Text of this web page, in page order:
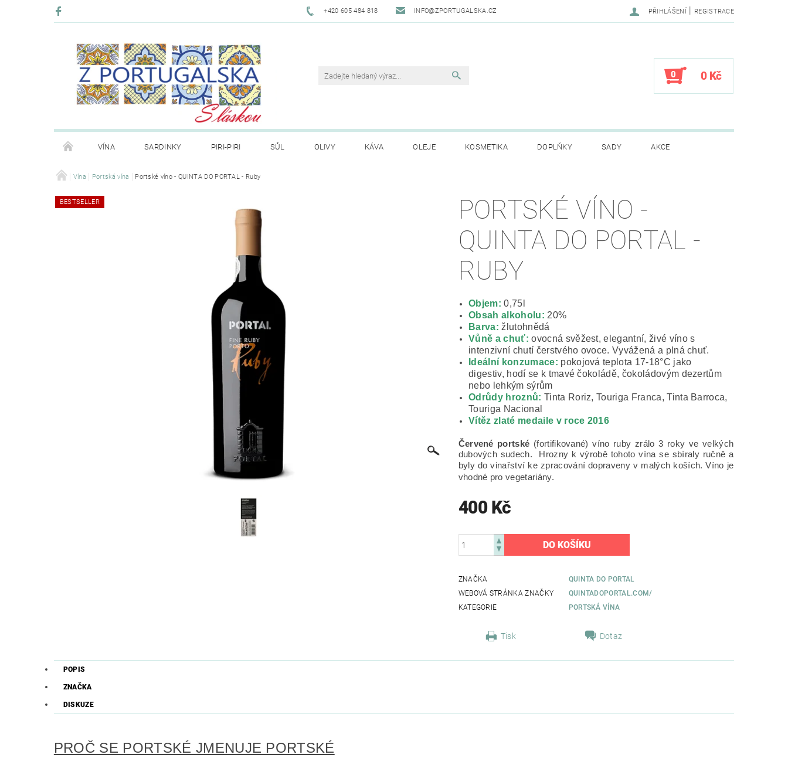
+420 605 484 818 INFO@ZPORTUGALSKA.CZ PŘIHLÁŠENÍ | REGISTRACE
0 0 Kč
VÍNA SARDINKY PIRI-PIRI SŮL OLIVY KÁVA OLEJE KOSMETIKA DOPLŇKY SADY AKCE
BLOG KONTAKT PRODÁVANÉ ZNAČKY
Vína Portská vína Portské víno - QUINTA DO PORTAL - Ruby
BESTSELLER
PORTSKÉ VÍNO -
QUINTA DO PORTAL -
RUBY
Objem: 0,75l
Obsah alkoholu: 20%
Barva: žlutohnědá
Vůně a chuť: ovocná svěžest,elegantní, živé víno s
intenzivní chutí čerstvého ovoce. Vyvážená a plná chuť.
Ideální konzumace: pokojová teplota 17-18°C jako
digestiv, hodí se k tmavé čokoládě, čokoládovým dezertům
nebo lehkým sýrům
Odrůdy hroznů: Tinta Roriz, Touriga Franca, Tinta Barroca,
Touriga Nacional
Vítěz zlaté medaile v roce 2016
Červené portské (fortifikované) víno ruby zrálo 3 roky ve velkých
dubových sudech.
Hrozny k výrobě tohoto vína se sbíraly ručně a
byly do vinařství ke zpracování dopraveny v malých koších.Víno je
vhodné pro vegetariány.
400 Kč
ZNAČKA
QUINTA DO PORTAL
WEBOVÁ STRÁNKA ZNAČKY
QUINTADOPORTAL.COM/
KATEGORIE
PORTSKÁ VÍNA
Tisk Dotaz
POPIS
ZNAČKA
DISKUZE
PROČ SE PORTSKÉ JMENUJE PORTSKÉ